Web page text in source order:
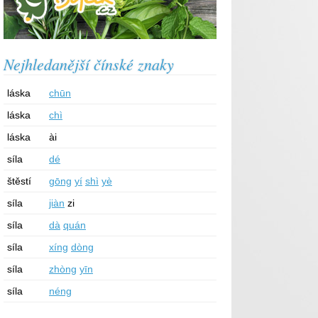
Nejhledanější čínské znaky
láska
chūn
láska
chì
láska
ài
síla
dé
štěstí
gōng yí shì yè
síla
jiàn zi
síla
dà quán
síla
xíng dòng
síla
zhòng yīn
síla
néng